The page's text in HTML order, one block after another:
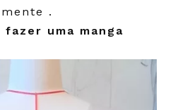
.
fazer uma manga